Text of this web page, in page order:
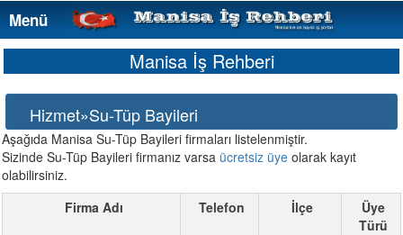
Menü
Menü
Manisa İş Rehberi
Hizmet»Su-Tüp Bayileri
Aşağıda Manisa Su-Tüp Bayileri firmaları listelenmiştir.
Sizinde Su-Tüp Bayileri firmanız varsa ücretsiz üye olarak kayıt
olabilirsiniz.
Firma Adı
Telefon İlçe
Üye
Türü